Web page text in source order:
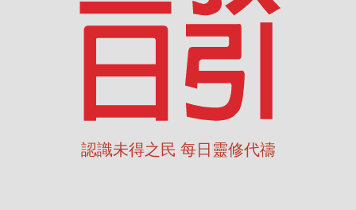
認識未得之民 每日靈修代禱